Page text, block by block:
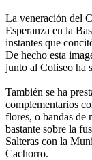
La veneración del
Esperanza en la
instantes que
De hecho esta
junto al Coliseo ha
También se ha
complementarios
flores, o bandas de
bastante sobre la
Salteras con la
Cachorro.